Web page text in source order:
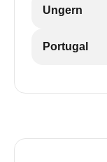
Ungern
Portugal